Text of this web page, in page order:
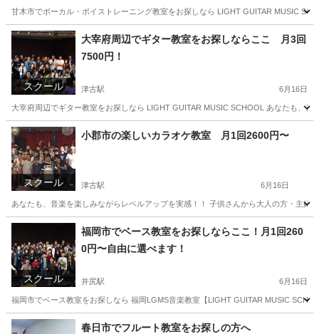
甘木市でボーカル・ボイストレーニング教室をお探しなら LIGHT GUITAR MUSIC
福岡 三井郡 今隈駅 ボーカル ボイストレーニング
スクール
大宰府周辺でギター教室をお探しならここ 月3回
7500円！
津古駅 6月16日
大宰府周辺でギター教室をお探しなら LIGHT GUITAR MUSIC SCHOOL あなたも、
福岡 小郡市 津古駅 音楽 レッスン
スクール
小郡市の楽しいカラオケ教室 月1回2600円〜
津古駅 6月16日
あなたも、音楽を楽しみながらレベルアップを実感！！ 子供さんから大人の方・主
福岡 小郡市 津古駅 カラオケ レッスン
スクール
福岡市でベース教室をお探しならここ！月1回260
0円〜自由に選べます！
井尻駅 6月16日
福岡市でベース教室をお探しなら 福岡LGMS音楽教室【LIGHT GUITAR MUSIC
福岡 福岡市 井尻駅
春日市でフルート教室をお探しの方へ